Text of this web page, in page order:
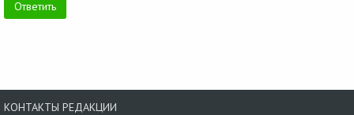
КОНТАКТЫ РЕДАКЦИИ